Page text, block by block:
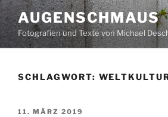
Zum
Inhalt
springen
AUGENSCHMAUS
Fotografien und Texte von Michael
SCHLAGWORT:
VERÖFFENTLICHT
11. MÄRZ 2019